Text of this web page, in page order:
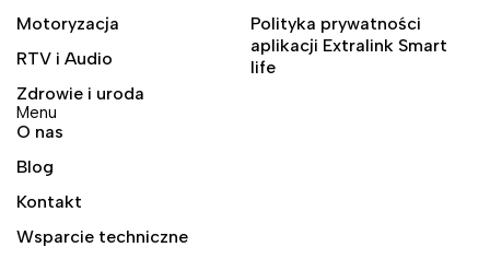
Motoryzacja
RTV i Audio
Zdrowie i uroda
Polityka prywatności
aplikacji Extralink Smart
life
Menu
O nas
Blog
Kontakt
Wsparcie techniczne